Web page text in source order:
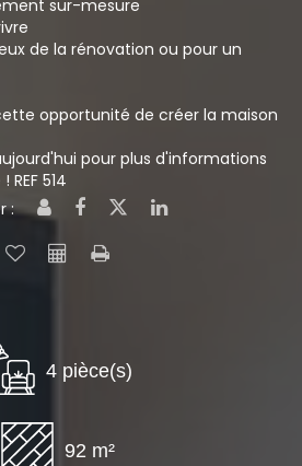
sur-mesure
de la rénovation ou pour un
opportunité de créer la maison
pour plus d'informations
514
:
4 pièce(s)
92 m²